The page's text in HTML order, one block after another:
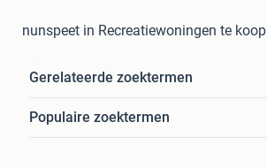
nunspeet in Recreatiewoningen te koop
Gerelateerde zoektermen
Populaire zoektermen